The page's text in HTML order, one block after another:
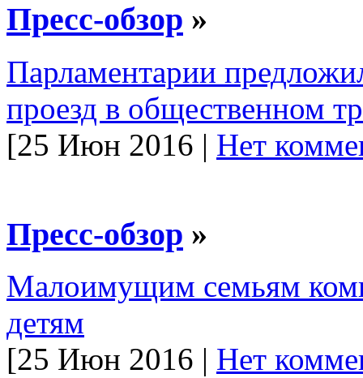
Пресс-обзор »
Парламентарии
проезд в общественном
[25 Июн 2016 | Нет
Пресс-обзор »
Малоимущим семьям
детям
[25 Июн 2016 | Нет